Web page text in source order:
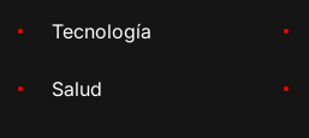
Tecnología
Salud